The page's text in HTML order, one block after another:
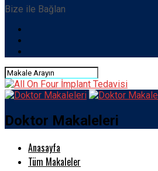
Bize ile Bağlan
Doktor Makaleleri
Anasayfa
Tüm Makaleler